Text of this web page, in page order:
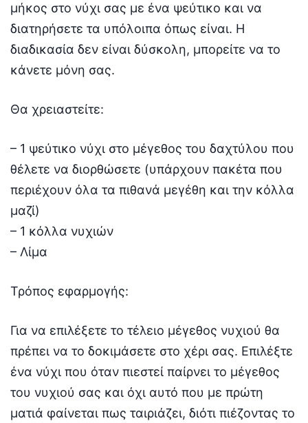
μήκος στο νύχι σας με ένα ψεύτικο και να
διατηρήσετε τα υπόλοιπα όπως είναι. Η
διαδικασία δεν είναι δύσκολη, μπορείτε να το
κάνετε μόνη σας.
Θα χρειαστείτε:
– 1 ψεύτικο νύχι στο μέγεθος του δαχτύλου που
θέλετε να διορθώσετε (υπάρχουν πακέτα που
περιέχουν όλα τα πιθανά μεγέθη και την κόλλα
μαζί)
– 1 κόλλα νυχιών
– Λίμα
Τρόπος εφαρμογής:
Για να επιλέξετε το τέλειο μέγεθος νυχιού θα
πρέπει να το δοκιμάσετε στο χέρι σας. Επιλέξτε
ένα νύχι που όταν πιεστεί παίρνει το μέγεθος
του νυχιού σας και όχι αυτό που με πρώτη
ματιά φαίνεται πως ταιριάζει, διότι πιέζοντας το